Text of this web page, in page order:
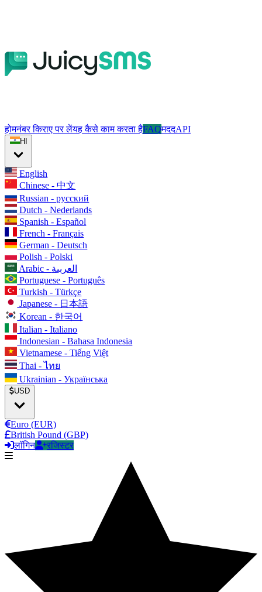
होमनंबर किराए पर लेंयह कैसे काम करता हैFAQमददAPI
HI
English
Chinese - 中文
Russian - русский
Dutch - Nederlands
Spanish - Español
French - Français
German - Deutsch
Polish - Polski
Arabic - العربية
Portuguese - Português
Turkish - Türkçe
Japanese - 日本語
Korean - 한국어
Italian - Italiano
Indonesian - Bahasa Indonesia
Vietnamese - Tiếng Việt
Thai - ไทย
Ukrainian - Українська
USD
Euro (EUR)
British Pound (GBP)
लॉगिन
रजिस्टर